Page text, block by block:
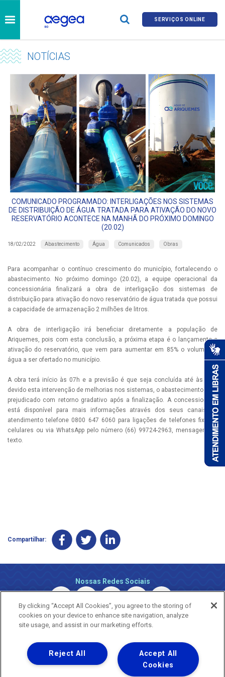
SERVIÇOS ONLINE
NOTÍCIAS
COMUNICADO PROGRAMADO: INTERLIGAÇÕES NOS SISTEMAS
DE DISTRIBUIÇÃO DE ÁGUA TRATADA PARA ATIVAÇÃO DO NOVO
RESERVATÓRIO ACONTECE NA MANHÃ DO PRÓXIMO DOMINGO
(20.02)
18/02/2022 Abastecimento Água Comunicados Obras
Para acompanhar o contínuo crescimento do município, fortalecendo o
abastecimento. No próximo domingo (20.02), a equipe operacional da
concessionária finalizará a obra de interligação dos sistemas de
distribuição para ativação do novo reservatório de água tratada que possui
a capacidade de armazenação 2 milhões de litros.
A obra de interligação irá beneficiar diretamente a população de
Ariquemes, pois com esta conclusão, a próxima etapa é o lançamento e
ativação do reservatório, que vem para aumentar em 85% o volume de
água a ser ofertado no município.
A obra terá início às 07h e a previsão é que seja concluída até às 11h,
devido esta intervenção de melhorias nos sistemas, o abastecimento será
prejudicado com retorno gradativo após a finalização. A concessionaria
está disponível para mais informações através dos seus canais de
atendimento telefone 0800 647 6060 para ligações de telefones fixos e
celulares ou via WhatsApp pelo número (66) 99724-2963, mensagem de
texto.
Compartilhar:
Nossas Redes Sociais
Copyright © 2026 - Todos os Direitos Reservados.
By clicking “Accept All Cookies”, you agree to the storing of
cookies on your device to enhance site navigation, analyze
site usage, and assist in our marketing efforts.
Accept All
Cookies
Reject All